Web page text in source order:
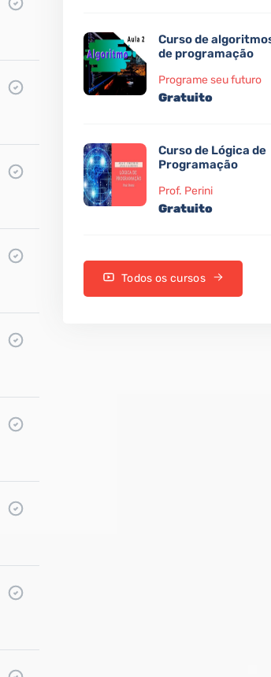
Curso de
de programação
Programe seu futuro
Gratuito
Curso de Lógica de
Programação
Prof. Perini
Gratuito
Todos os cursos